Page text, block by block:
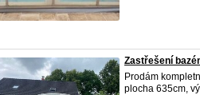
Zastřešení
Prodám
plocha 635cm,